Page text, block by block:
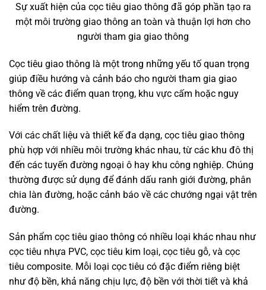
Sự xuất hiện của cọc tiêu giao thông đã góp phần tạo ra
một môi trường giao thông an toàn và thuận lợi hơn cho
người tham gia giao thông
Cọc tiêu giao thông là một trong những yếu tố quan trọng
giúp điều hướng và cảnh báo cho người tham gia giao
thông về các điểm quan trọng, khu vực cấm hoặc nguy
hiểm trên đường.
Với các chất liệu và thiết kế đa dạng, cọc tiêu giao thông
phù hợp với nhiều môi trường khác nhau, từ các khu đô thị
đến các tuyến đường ngoại ô hay khu công nghiệp. Chúng
thường được sử dụng để đánh dấu ranh giới đường, phân
chia làn đường, hoặc cảnh báo về các chướng ngại vật trên
đường.
Sản phẩm cọc tiêu giao thông có nhiều loại khác nhau như
cọc tiêu nhựa PVC, cọc tiêu kim loại, cọc tiêu gỗ, và cọc
tiêu composite. Mỗi loại cọc tiêu có đặc điểm riêng biệt
như độ bền, khả năng chịu lực, độ bền với thời tiết và khả